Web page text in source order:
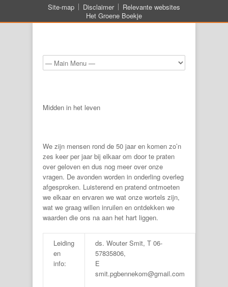
Site-map Disclaimer
Relevante websites
Het Groene Boekje
Midden in het leven
We zijn mensen rond de 50 jaar en komen zo’n
zes keer per jaar bij elkaar om door te praten
over geloven en dus nog meer over onze
vragen. De avonden worden in onderling overleg
afgesproken. Luisterend en pratend ontmoeten
we elkaar en ervaren we wat onze wortels zijn,
wat we graag willen inruilen en ontdekken we
waarden die ons na aan het hart liggen.
Leiding
en
info:
ds. Wouter Smit, T 06-
57835806,
E
smit.pgbennekom@gmail.com